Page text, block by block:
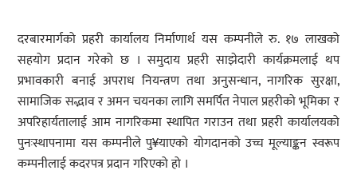
दरबारमार्गको प्रहरी कार्यालय निर्माणार्थ यस कम्पनीले रु. १७ लाखको
सहयोग प्रदान गरेको छ । समुदाय प्रहरी साझेदारी कार्यक्रमलाई थप
प्रभावकारी बनाई अपराध नियन्त्रण तथा अनुसन्धान, नागरिक सुरक्षा,
सामाजिक सद्भाव र अमन चयनका लागि समर्पित नेपाल प्रहरीको भूमिका र
अपरिहार्यतालाई आम नागरिकमा स्थापित गराउन तथा प्रहरी कार्यालयको
पुनःस्थापनामा यस कम्पनीले पु¥याएको योगदानको उच्च मूल्याङ्कन स्वरूप
कम्पनीलाई कदरपत्र प्रदान गरिएको हो ।